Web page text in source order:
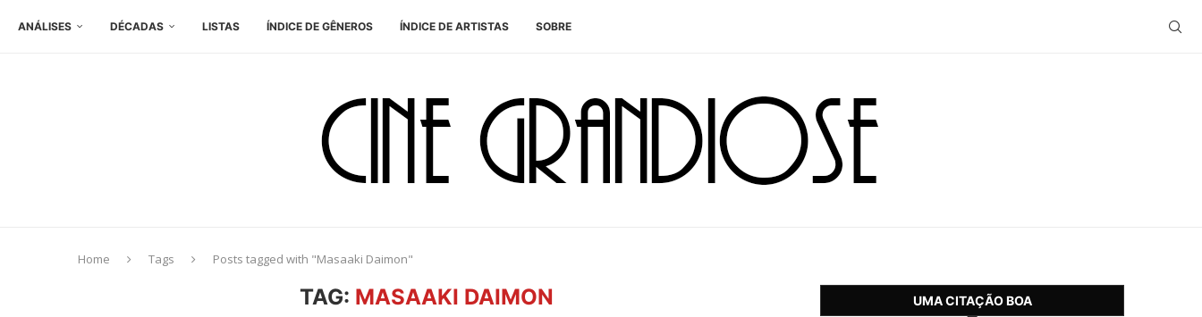
ANÁLISES DÉCADAS LISTAS ÍNDICE DE GÊNEROS ÍNDICE DE ARTISTAS SOBRE
Home Tags Posts tagged with "Masaaki Daimon"
TAG: MASAAKI DAIMON UMA CITAÇÃO BOA